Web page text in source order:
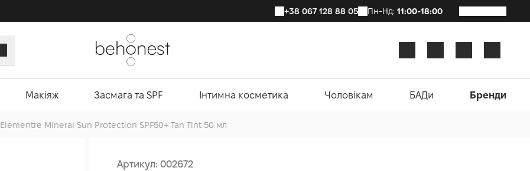
+38 067 128 88 05 Пн-Нд: 11:00-18:00
Макіяж Засмага та SPF Інтимна косметика Чоловікам БАДи Бренди
Elementre Mineral Sun Protection SPF50+ Tan Tint 50 мл
Артикул:002672